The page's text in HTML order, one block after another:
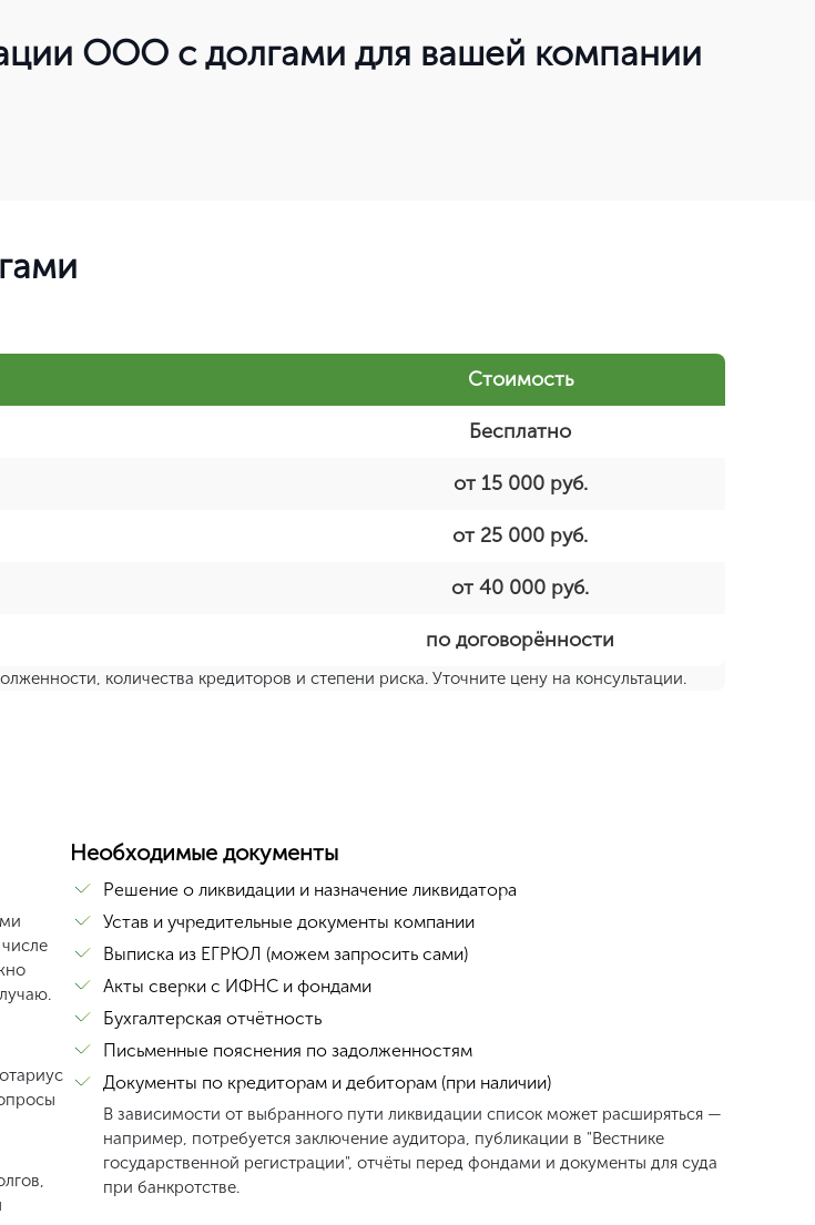
ООО с долгами для вашей компании
Стоимость
Бесплатно
от 15 000 руб.
от 25 000 руб.
от 40 000 руб.
по договорённости
количества кредиторов и степени риска. Уточните цену на консультации.
Необходимые документы
Решение о ликвидации и назначение ликвидатора
Устав и учредительные документы компании
Выписка из ЕГРЮЛ (можем запросить сами)
Акты сверки с ИФНС и фондами
Бухгалтерская отчётность
Письменные пояснения по задолженностям
Документы по кредиторам и дебиторам (при наличии)
В зависимости от выбранного пути ликвидации список может расширяться —
например, потребуется заключение аудитора, публикации в "Вестнике
государственной регистрации", отчёты перед фондами и документы для суда
при банкротстве.